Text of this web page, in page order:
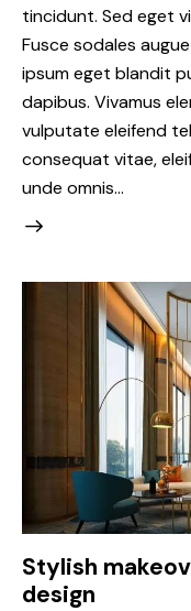
tincidunt. Sed eget
Fusce sodales
ipsum eget blandit
dapibus. Vivamus
vulputate eleifend
consequat vitae,
unde omnis…
Stylish
design